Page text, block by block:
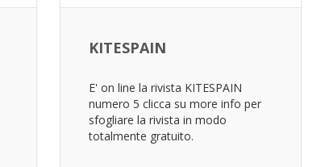
KITESPAIN
E' on line la rivista KITESPAIN
numero 5 clicca su more info per
sfogliare la rivista in modo
totalmente gratuito.